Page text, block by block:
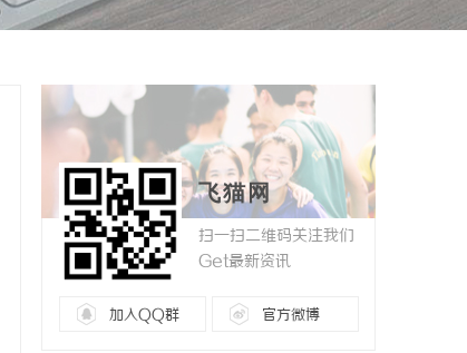
飞猫网
扫一扫二维码关注我们
Get最新资讯
加入QQ群 官方微博